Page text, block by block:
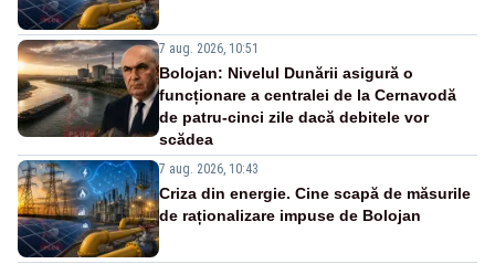
7 aug. 2026, 10:51
Bolojan: Nivelul Dunării asigură o
funcționare a centralei de la Cernavodă
de patru-cinci zile dacă debitele vor
scădea
7 aug. 2026, 10:43
Criza din energie. Cine scapă de măsurile
de raționalizare impuse de Bolojan